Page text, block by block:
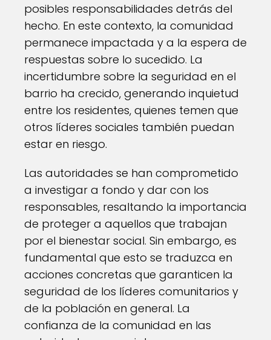
posibles responsabilidades detrás del
hecho. En este contexto, la comunidad
permanece impactada y a la espera de
respuestas sobre lo sucedido. La
incertidumbre sobre la seguridad en el
barrio ha crecido, generando inquietud
entre los residentes, quienes temen que
otros líderes sociales también puedan
estar en riesgo.
Las autoridades se han comprometido
a investigar a fondo y dar con los
responsables, resaltando la importancia
de proteger a aquellos que trabajan
por el bienestar social. Sin embargo, es
fundamental que esto se traduzca en
acciones concretas que garanticen la
seguridad de los líderes comunitarios y
de la población en general. La
confianza de la comunidad en las